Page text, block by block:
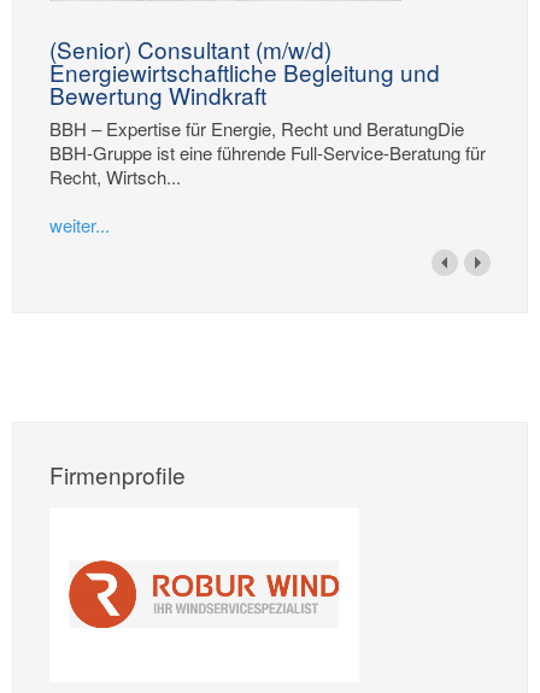
(Senior) Consultant (m/w/d)
Energiewirtschaftliche Begleitung und
Bewertung Windkraft
BBH – Expertise für Energie, Recht und BeratungDie
BBH-Gruppe ist eine führende Full-Service-Beratung für
Recht, Wirtsch...
weiter...
Firmenprofile